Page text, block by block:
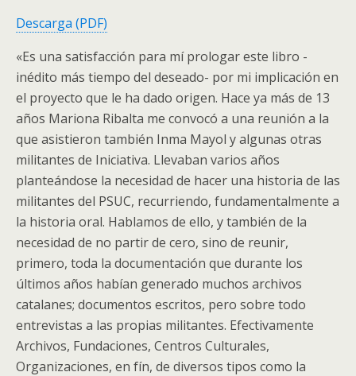
Descarga (PDF)
«Es una satisfacción para mí prologar este libro -
inédito más tiempo del deseado- por mi implicación en
el proyecto que le ha dado origen. Hace ya más de 13
años Mariona Ribalta me convocó a una reunión a la
que asistieron también Inma Mayol y algunas otras
militantes de Iniciativa. Llevaban varios años
planteándose la necesidad de hacer una historia de las
militantes del PSUC, recurriendo, fundamentalmente a
la historia oral. Hablamos de ello, y también de la
necesidad de no partir de cero, sino de reunir,
primero, toda la documentación que durante los
últimos años habían generado muchos archivos
catalanes; documentos escritos, pero sobre todo
entrevistas a las propias militantes. Efectivamente
Archivos, Fundaciones, Centros Culturales,
Organizaciones, en fín, de diversos tipos como la